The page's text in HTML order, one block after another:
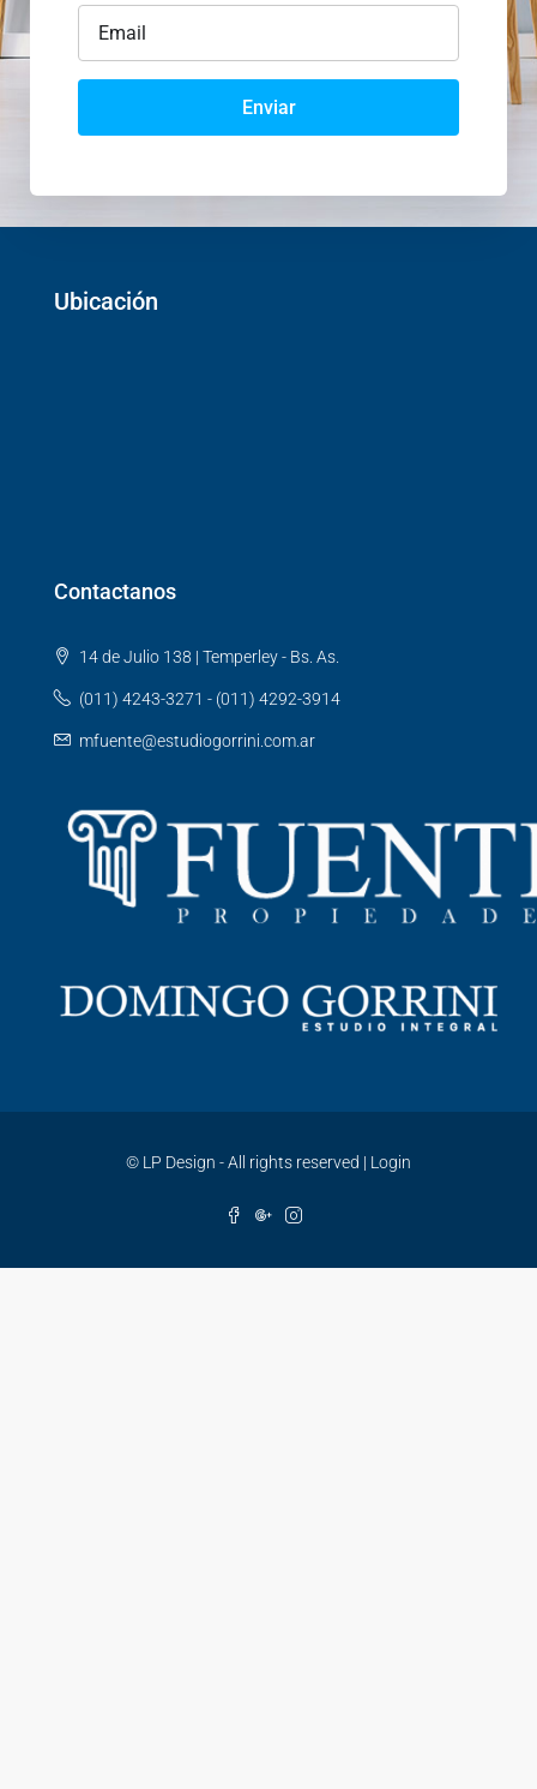
Enviar
Ubicación
Contactanos
14 de Julio 138 | Temperley - Bs. As.
(011) 4243-3271 - (011) 4292-3914
mfuente@estudiogorrini.com.ar
© LP Design - All rights reserved | Login